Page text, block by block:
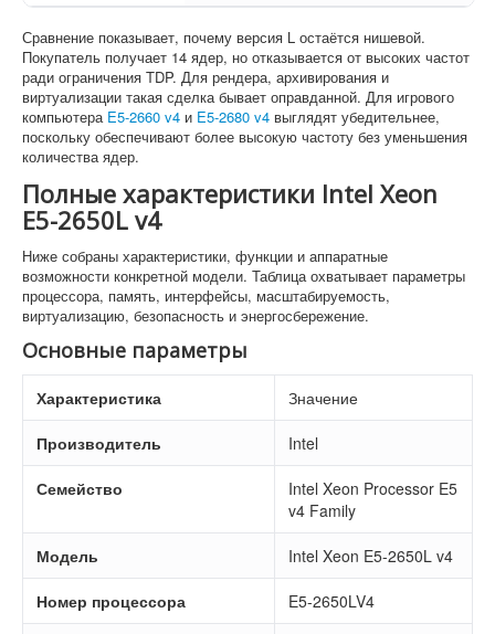
Сравнение показывает, почему версия L остаётся нишевой.
Покупатель получает 14 ядер, но отказывается от высоких частот
ради ограничения TDP. Для рендера, архивирования и
виртуализации такая сделка бывает оправданной. Для игрового
компьютера E5-2660 v4 и E5-2680 v4 выглядят убедительнее,
поскольку обеспечивают более высокую частоту без уменьшения
количества ядер.
Полные характеристики Intel Xeon
E5-2650L v4
Ниже собраны характеристики, функции и аппаратные
возможности конкретной модели. Таблица охватывает параметры
процессора, память, интерфейсы, масштабируемость,
виртуализацию, безопасность и энергосбережение.
Основные параметры
Характеристика Значение
Производитель Intel
Семейство
Intel Xeon Processor E5
v4 Family
Модель Intel Xeon E5-2650L v4
Номер процессора E5-2650LV4